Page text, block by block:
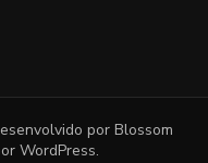
por Blossom
WordPress.